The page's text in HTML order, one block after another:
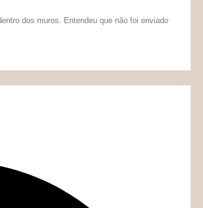
dos muros. Entendeu que não foi enviado